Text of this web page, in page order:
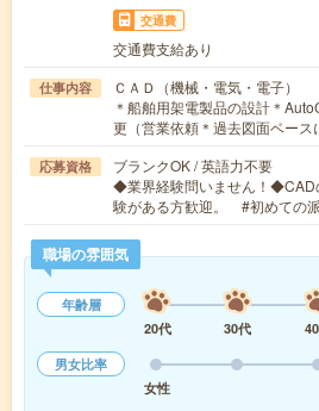
交通費
交通費支給あり
仕事内容
ＣＡＤ（機械・電気・電子）
＊船舶用架電製品の設計＊
更（営業依頼＊過去図面ベー
応募資格
ブランクOK / 英語力不要
◆業界経験問いません！
験がある方歓迎。 #初めての
職場の雰囲気
年齢層
20代
30代
男女比率
女性